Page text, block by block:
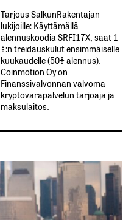
Tarjous SalkunRakentajan
lukijoille: Käyttämällä​ ​
alennuskoodia​ ​SRFI17X,​ ​saat​ ​1
%:n treidauskulut​ ​ensimmäiselle​ ​
kuukaudelle​ ​(50%​ ​alennus).
Coinmotion Oy on
Finanssivalvonnan valvoma
kryptovarapalvelun tarjoaja ja
maksulaitos.